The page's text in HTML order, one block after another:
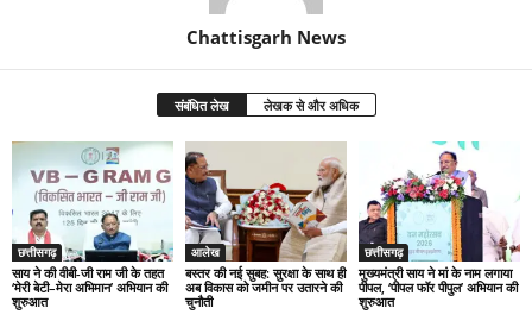
Chattisgarh News
संबंधित लेख लेखक से और अधिक
छत्तीसगढ़
साय ने की वीबी-जी राम जी के तहत
‘मेरी बेटी–मेरा अभिमान’ अभियान की
शुरुआत
आलेख
बस्तर की नई सुबह: सुरक्षा के साथ ही
अब विकास को जमीन पर उतारने की
चुनौती
छत्तीसगढ़
मुख्यमंत्री साय ने मां के नाम लगाया
पीपल, ‘पीपल फॉर पीपुल’ अभियान की
शुरुआत